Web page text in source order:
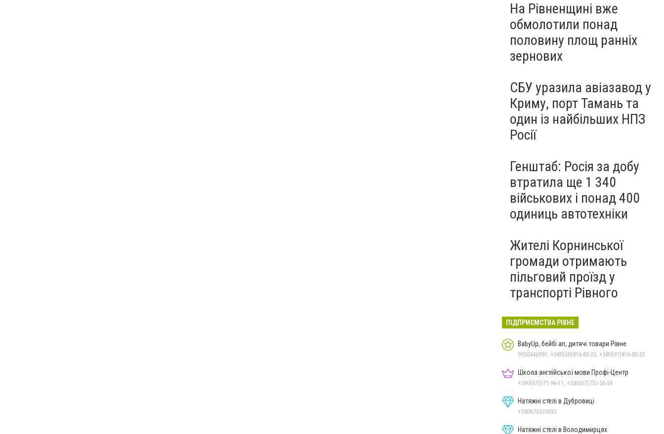
На Рівненщині вже
обмолотили понад
половину площ ранніх
зернових
СБУ уразила авіазавод у
Криму, порт Тамань та
один із найбільших НПЗ
Росії
Генштаб: Росія за добу
втратила ще 1 340
військових і понад 400
одиниць автотехніки
Жителі Корнинської
громади отримають
пільговий проїзд у
транспорті Рівного
ПІДПРИЄМСТВА РІВНЕ
BabyUp, бейбі ап, дитячі товари Рівне
0950446991, +380(66)816-83-33, +380(97)816-83-33
Школа англійської мови Профі-Центр
+380(67)371-96-11, +380(67)732-56-54
Натяжні стелі в Дубровиці
+380673635033
Натяжні стелі в Володимирцях